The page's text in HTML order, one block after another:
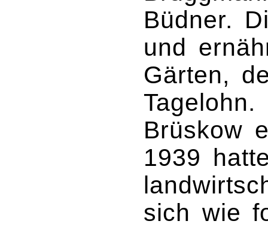
Büdner.
und
Gärten,
Brüskow
1939
sich wie